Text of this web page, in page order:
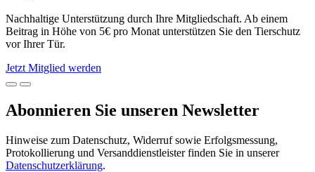
Nachhaltige Unterstützung durch Ihre Mitgliedschaft. Ab einem
Beitrag in Höhe von 5€ pro Monat unterstützen Sie den Tierschutz
vor Ihrer Tür.
Jetzt Mitglied werden
Abonnieren Sie unseren Newsletter
Hinweise zum Datenschutz, Widerruf sowie Erfolgsmessung,
Protokollierung und Versanddienstleister finden Sie in unserer
Datenschutzerklärung.